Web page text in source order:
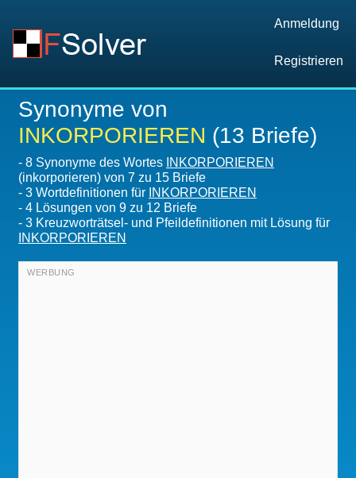
Anmeldung
Registrieren
Synonyme von
INKORPORIEREN (13 Briefe)
- 8 Synonyme des Wortes INKORPORIEREN
(inkorporieren) von 7 zu 15 Briefe
- 3 Wortdefinitionen für INKORPORIEREN
- 4 Lösungen von 9 zu 12 Briefe
- 3 Kreuzworträtsel- und Pfeildefinitionen mit Lösung für
INKORPORIEREN